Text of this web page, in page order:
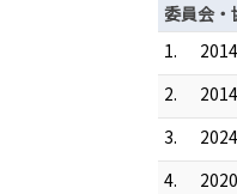
委員会・
1.
2.
3.
4.